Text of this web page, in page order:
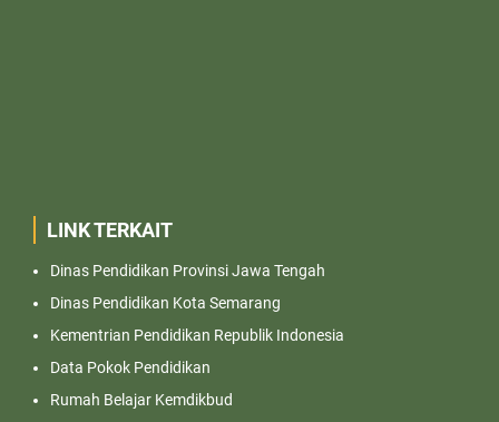
LINK TERKAIT
Dinas Pendidikan Provinsi Jawa Tengah
Dinas Pendidikan Kota Semarang
Kementrian Pendidikan Republik Indonesia
Data Pokok Pendidikan
Rumah Belajar Kemdikbud